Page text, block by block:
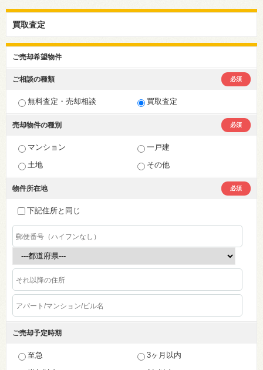
買取査定
ご売却希望物件
ご相談の種類 必須
無料査定・売却相談 買取査定
売却物件の種別 必須
マンション
一戸建
土地
その他
物件所在地 必須
下記住所と同じ
ご売却予定時期
至急
3ヶ月以内